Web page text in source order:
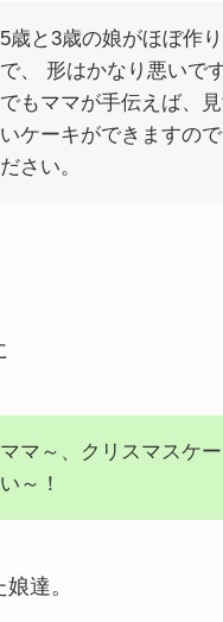
5歳と3歳の娘がほぼ作
で、 形はかなり悪いです
でもママが手伝えば、
いケーキができますので
ださい。
ママ～、クリスマスケ
い～！
達。